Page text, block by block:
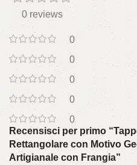
0 reviews
0
0
0
0
0
Recensisci per primo
Rettangolare con Motivo
Artigianale con Frangia”